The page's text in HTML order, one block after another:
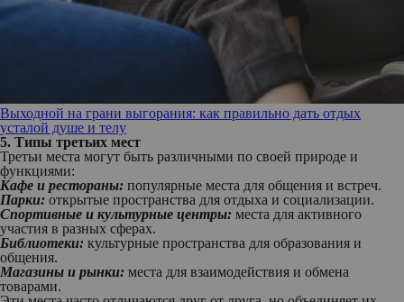
Выходной на грани выгорания: как правильно дать отдых
усталой душе и телу
5. Типы третьих мест
Третьи места могут быть различными по своей природе и
функциями:
Кафе и рестораны: популярные места для общения и встреч.
Парки: открытые пространства для отдыха и социализации.
Спортивные и культурные центры: места для активного
участия в разных сферах.
Библиотеки: культурные пространства для образования и
общения.
Магазины и рынки: места для взаимодействия и обмена
товарами.